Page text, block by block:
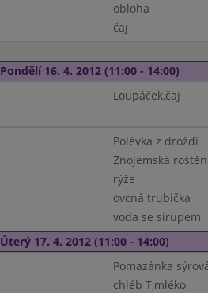
obloha
čaj
Pondělí 16. 4. 2012 (11:00 - 14:00)
Loupáček,čaj
Polévka z droždí
Znojemská
rýže
ovcná trubička
voda se sirupem
Úterý 17. 4. 2012 (11:00 - 14:00)
Pomazánka
chléb T,mléko